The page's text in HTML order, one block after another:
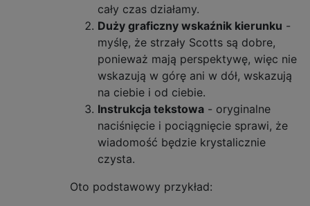
cały czas działamy.
Duży graficzny wskaźnik kierunku -
myślę, że strzały Scotts są dobre,
ponieważ mają perspektywę, więc nie
wskazują w górę ani w dół, wskazują
na ciebie i od ciebie.
Instrukcja tekstowa - oryginalne
naciśnięcie i pociągnięcie sprawi, że
wiadomość będzie krystalicznie
czysta.
Oto podstawowy przykład: